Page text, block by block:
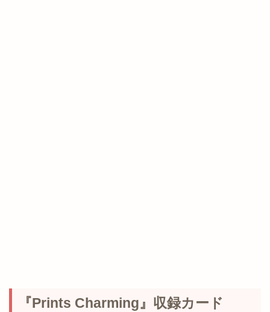
『Prints Charming』収録カード